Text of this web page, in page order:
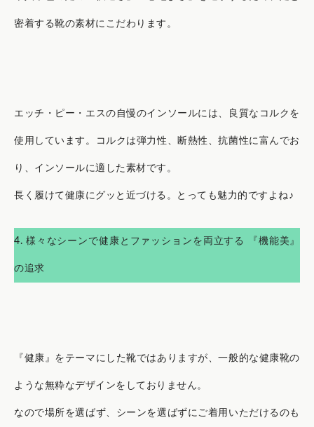
密着する靴の素材にこだわります。
エッチ・ピー・エスの自慢のインソールには、良質なコルクを
使用しています。コルクは弾力性、断熱性、抗菌性に富んでお
り、インソールに適した素材です。
長く履けて健康にグッと近づける。とっても魅力的ですよね♪
4. 様々なシーンで健康とファッションを両立する 『機能美』
の追求
『健康』をテーマにした靴ではありますが、一般的な健康靴の
ような無粋なデザインをしておりません。
なので場所を選ばず、シーンを選ばずにご着用いただけるのも